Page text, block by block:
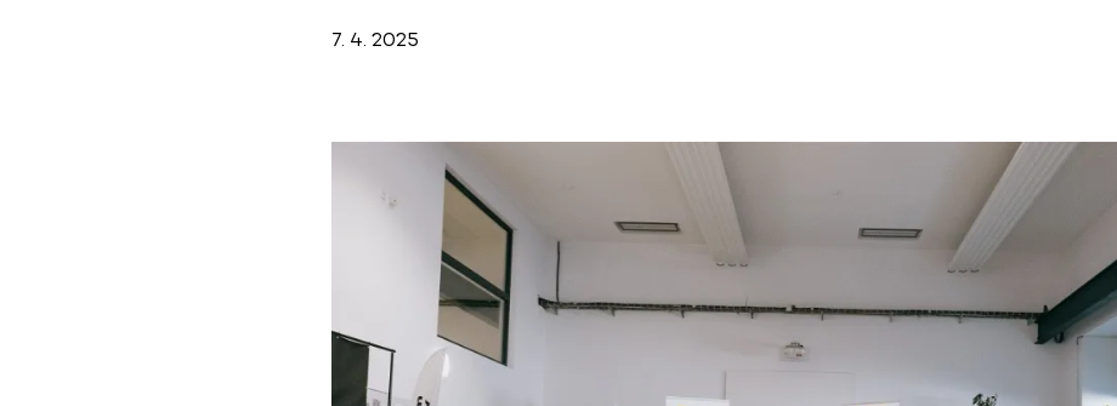
7. 4. 2025